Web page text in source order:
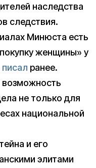
наследства
следствия.
Минюста есть
женщины» у
писал ранее.
не только для
национальной
и его
элитами